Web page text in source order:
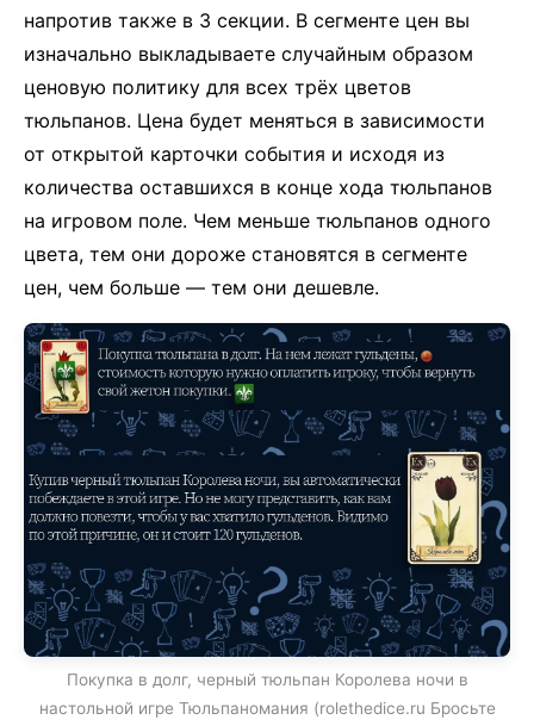
напротив также в 3 секции. В сегменте цен вы
изначально выкладываете случайным образом
ценовую политику для всех трёх цветов
тюльпанов. Цена будет меняться в зависимости
от открытой карточки события и исходя из
количества оставшихся в конце хода тюльпанов
на игровом поле. Чем меньше тюльпанов одного
цвета, тем они дороже становятся в сегменте
цен, чем больше — тем они дешевле.
Покупка в долг, черный тюльпан Королева ночи в
настольной игре Тюльпаномания (rolethedice.ru Бросьте